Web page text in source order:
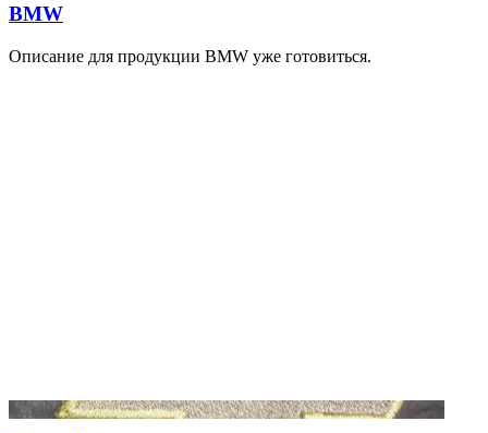
BMW
Описание для продукции BMW уже готовиться.